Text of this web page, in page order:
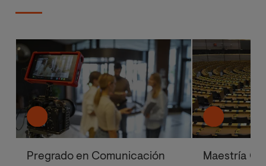
Pregrado en Comunicación
Maestría